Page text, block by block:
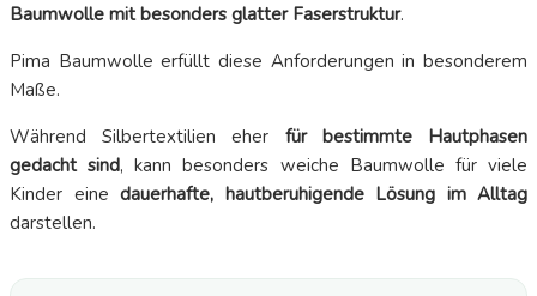
Baumwolle mit besonders glatter Faserstruktur.
Pima Baumwolle erfüllt diese Anforderungen in besonderem
Maße.
Während Silbertextilien eher für bestimmte Hautphasen
gedacht sind, kann besonders weiche Baumwolle für viele
Kinder eine dauerhafte, hautberuhigende Lösung im Alltag
darstellen.